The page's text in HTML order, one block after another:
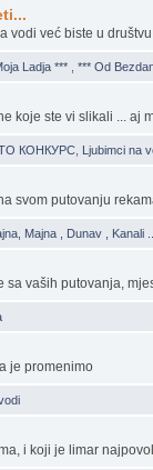
vodi već biste u
Ladja *** *** Od
koje ste vi slikali ... aj
КОНКУРС Ljubimci na
svom putovanju
Majna , Dunav , Kanali ...
vaših putovanja,
je promenimo
i koji je limar